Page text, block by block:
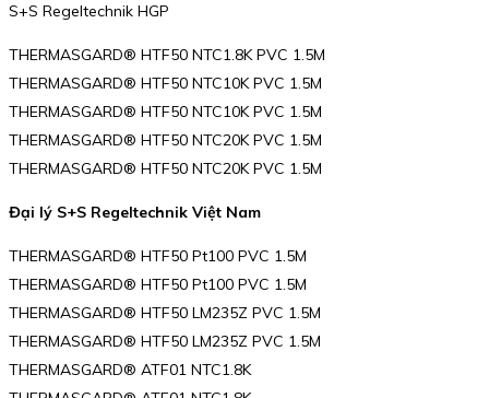
S+S Regeltechnik HGP
THERMASGARD® HTF50 NTC1.8K PVC 1.5M
THERMASGARD® HTF50 NTC10K PVC 1.5M
THERMASGARD® HTF50 NTC10K PVC 1.5M
THERMASGARD® HTF50 NTC20K PVC 1.5M
THERMASGARD® HTF50 NTC20K PVC 1.5M
Đại lý S+S Regeltechnik Việt Nam
THERMASGARD® HTF50 Pt100 PVC 1.5M
THERMASGARD® HTF50 Pt100 PVC 1.5M
THERMASGARD® HTF50 LM235Z PVC 1.5M
THERMASGARD® HTF50 LM235Z PVC 1.5M
THERMASGARD® ATF01 NTC1.8K